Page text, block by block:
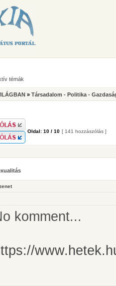
témák
» Társadalom - Politika -
Oldal: 10 / 10 [ 141 hozzászólás ]
komment...